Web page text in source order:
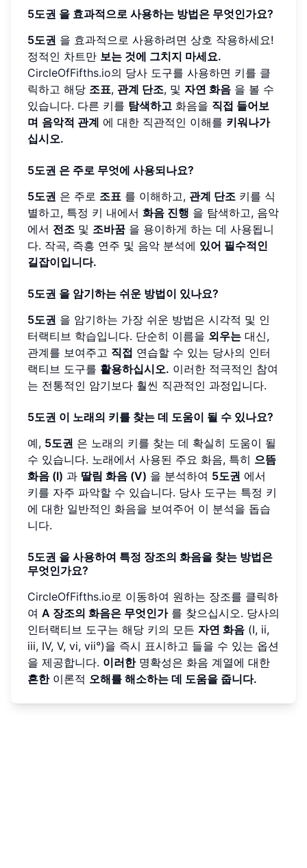
5도권 을 효과적으로 사용하는 방법은 무엇인가요?
5도권 을 효과적으로 사용하려면 상호 작용하세요!
정적인 차트만 보는 것에 그치지 마세요.
CircleOfFifths.io의 당사 도구를 사용하면 키를 클
릭하고 해당 조표, 관계 단조, 및 자연 화음 을 볼 수
있습니다. 다른 키를 탐색하고 화음을 직접 들어보
며 음악적 관계 에 대한 직관적인 이해를 키워나가
십시오.
5도권 은 주로 무엇에 사용되나요?
5도권 은 주로 조표 를 이해하고, 관계 단조 키를 식
별하고, 특정 키 내에서 화음 진행 을 탐색하고, 음악
에서 전조 및 조바꿈 을 용이하게 하는 데 사용됩니
다. 작곡, 즉흥 연주 및 음악 분석에 있어 필수적인
길잡이입니다.
5도권 을 암기하는 쉬운 방법이 있나요?
5도권 을 암기하는 가장 쉬운 방법은 시각적 및 인
터랙티브 학습입니다. 단순히 이름을 외우는 대신,
관계를 보여주고 직접 연습할 수 있는 당사의 인터
랙티브 도구를 활용하십시오. 이러한 적극적인 참여
는 전통적인 암기보다 훨씬 직관적인 과정입니다.
5도권 이 노래의 키를 찾는 데 도움이 될 수 있나요?
예, 5도권 은 노래의 키를 찾는 데 확실히 도움이 될
수 있습니다. 노래에서 사용된 주요 화음, 특히 으뜸
화음 (I) 과 딸림 화음 (V) 을 분석하여 5도권 에서
키를 자주 파악할 수 있습니다. 당사 도구는 특정 키
에 대한 일반적인 화음을 보여주어 이 분석을 돕습
니다.
5도권 을 사용하여 특정 장조의 화음을 찾는 방법은
무엇인가요?
CircleOfFifths.io로 이동하여 원하는 장조를 클릭하
여 A 장조의 화음은 무엇인가를 찾으십시오. 당사의
인터랙티브 도구는 해당 키의 모든 자연 화음 (I, ii,
iii, IV, V, vi, vii°)을 즉시 표시하고 들을 수 있는 옵션
을 제공합니다. 이러한명확성은 화음 계열에 대한
흔한이론적 오해를 해소하는 데 도움을 줍니다.